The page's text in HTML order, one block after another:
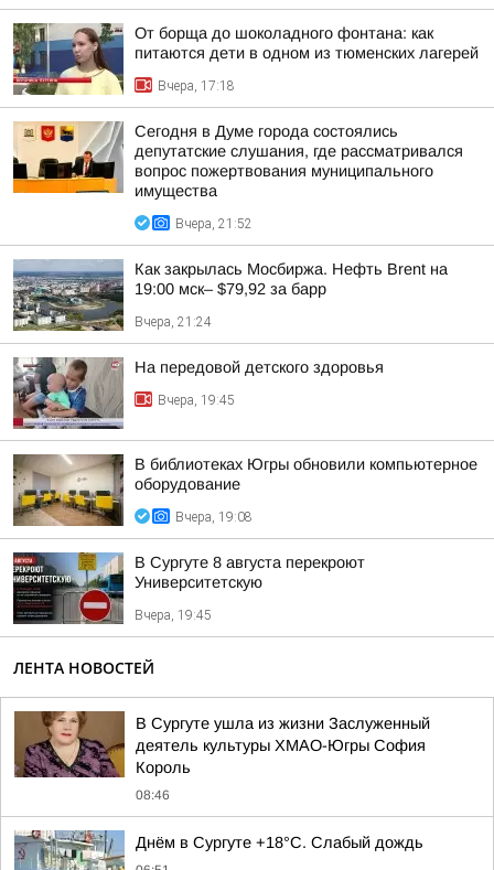
От борща до шоколадного фонтана: как
питаются дети в одном из тюменских лагерей
Вчера, 17:18
Сегодня в Думе города состоялись
депутатские слушания, где рассматривался
вопрос пожертвования муниципального
имущества
Вчера, 21:52
Как закрылась Мосбиржа. Нефть Brent на
19:00 мск– $79,92 за барр
Вчера, 21:24
На передовой детского здоровья
Вчера, 19:45
В библиотеках Югры обновили компьютерное
оборудование
Вчера, 19:08
В Сургуте 8 августа перекроют
Университетскую
Вчера, 19:45
ЛЕНТА НОВОСТЕЙ
В Сургуте ушла из жизни Заслуженный
деятель культуры ХМАО-Югры София
Король
08:46
Днём в Сургуте +18°С. Слабый дождь